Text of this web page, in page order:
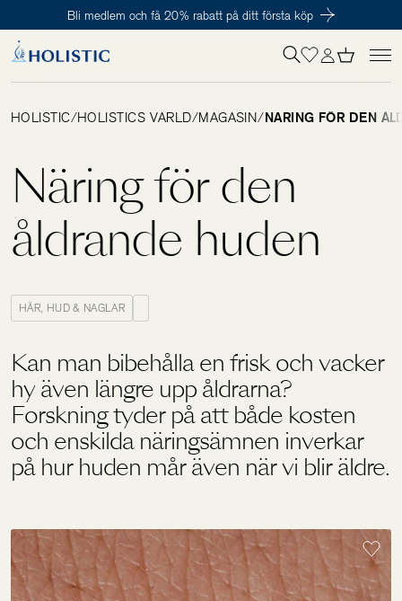
Bli medlem och få 20% rabatt på ditt första köp
Kosttillskott
Hälsotester
Holistics värld
För återförsäljare
Tillagd i varukorgen Till kassan
För att påbörja en prenumeration hos oss så behöver du vara medlem i
Holistic Club. Det är helt kostnadsfritt.
HOLISTIC/HOLISTICS VÄRLD/MAGASIN/NÄRING FÖR DEN
Näring för den
åldrande huden
HÅR, HUD & NAGLAR
Kan man bibehålla en frisk och vacker
hy även längre upp åldrarna?
Forskning tyder på att både kosten
och enskilda näringsämnen inverkar
på hur huden mår även när vi blir äldre.